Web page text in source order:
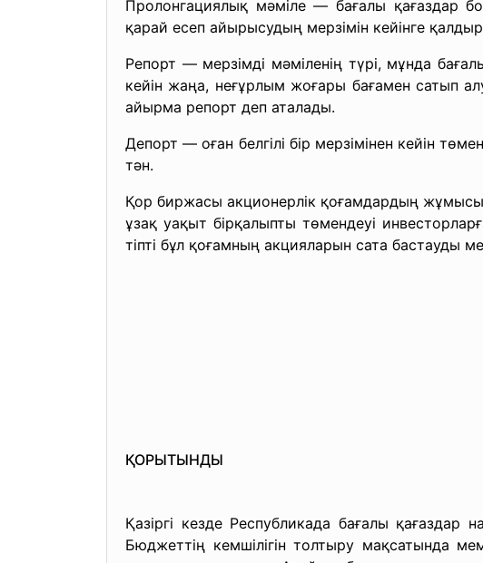
Пролонгациялық мәміле — бағалы қағаздар
қарай есеп айырысудың мерзімін кейінге
Репорт — мерзімді мәміленің түрі, мұнда
кейін жаңа, неғұрлым жоғары бағамен сатып
айырма репорт деп аталады.
Депорт — оған белгілі бір мерзімінен кейін
тән.
Қор биржасы акционерлік қоғамдардың
ұзақ уақыт бірқалыпты төмендеуі
тіпті бұл қоғамның акцияларын сата бастауды
ҚОРЫТЫНДЫ
Қазіргі кезде Республикада бағалы
Бюджеттің кемшілігін толтыру мақсатында